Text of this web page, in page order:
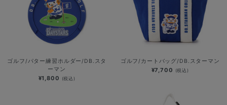
ゴルフ/パター練習ホルダー/DB.スタ
ーマン
¥1,800 (税込)
ゴルフ/カートバッグ/DB.スターマン
¥7,700 (税込)